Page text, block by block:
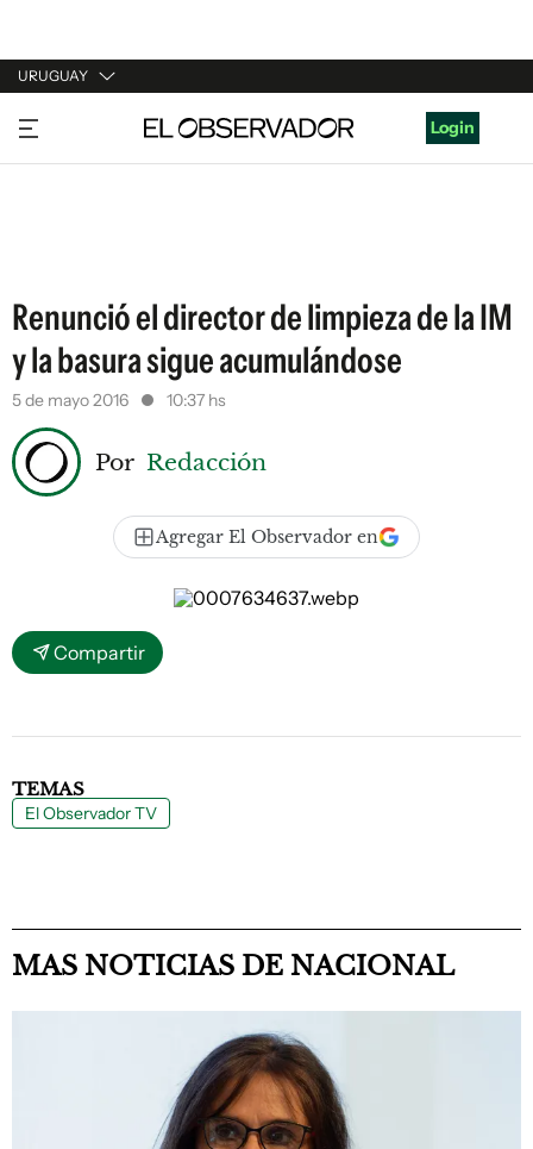
URUGUAY
URUGUAY
ARGENTINA
Login
Renunció el director de limpieza de la IM
y la basura sigue acumulándose
5 de mayo 2016 10:37 hs
Por Redacción
Agregar El Observador en
Compartir
TEMAS
El Observador TV
MAS NOTICIAS DE NACIONAL